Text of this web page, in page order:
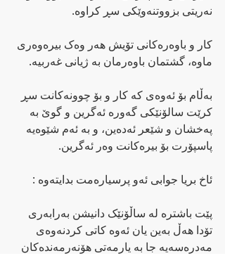
نەریتی بزووتنەوێکی سڕ کراوە.
کار و باوەرەکانی تۆیش هەر وەک بیرەوەری
ماوە، گشتمان باوەرمان بە ژیانی غەربیە.
بەڵام بۆ ئەوەی کە کار و بۆ چوونەکانت سڕ
کرێت سالۆنێکی گەورە ئەگرین و گوێ بە
پەخشان و شێعر ئەدەین، و بە ئەم شێوەیە
پاسپۆرت بۆ بیرەکانت وەر ئەگرین.
ئاخ بریا جوابی ئەو پرسیارەمت بدایتەوە :
پێت باشترە لە ساڵۆنێک دانیشن بەرابەری
تۆدا هەڵ بەین یان ئەوە کاتی کردنەوەی
مەدرەسەیە جا بە یارمەتی هۆنەرمەندەکان